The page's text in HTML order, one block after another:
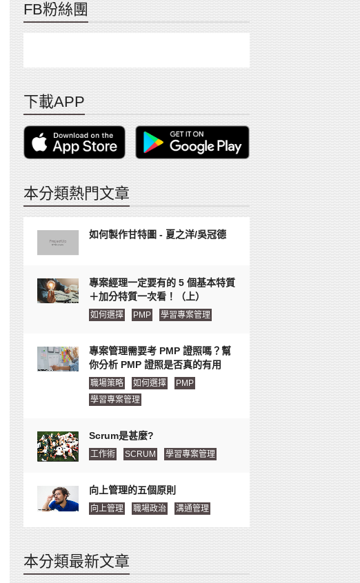
FB粉絲團
下載APP
本分類熱門文章
如何製作甘特圖 - 夏之洋/吳冠德
專案經理一定要有的 5 個基本特質
＋加分特質一次看！（上）
如何選擇 PMP 學習專案管理
專案管理需要考 PMP 證照嗎？幫
你分析 PMP 證照是否真的有用
職場策略 如何選擇
PMP
學習專案管理
Scrum是甚麼?
工作術 SCRUM 學習專案管理
向上管理的五個原則
向上管理 職場政治 溝通管理
本分類最新文章